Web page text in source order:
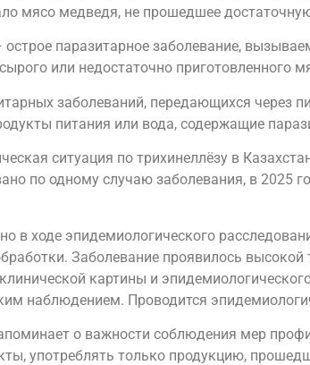
мясо медведя, не прошедшее
острое паразитарное заболевание,
или недостаточно
заболеваний, передающихся через
питания или вода, содержащие
ситуация по трихинеллёзу в
по одному случаю заболевания, в 2025
в ходе эпидемиологического
Заболевание проявилось
картины и
наблюдением. Проводится
о важности соблюдения мер
употреблять только продукцию,